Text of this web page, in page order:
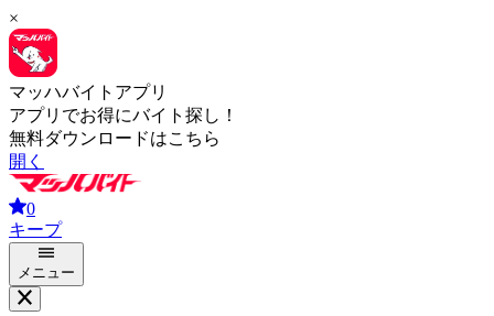
×
マッハバイトアプリ
アプリでお得にバイト探し！
無料ダウンロードはこちら
開く
0
キープ
メニュー